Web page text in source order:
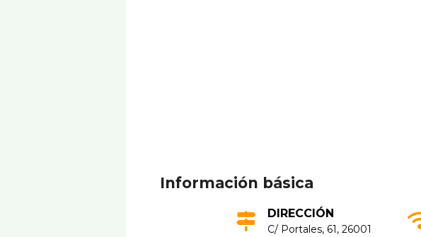
Información básica
DIRECCIÓN
C/ Portales, 61, 26001